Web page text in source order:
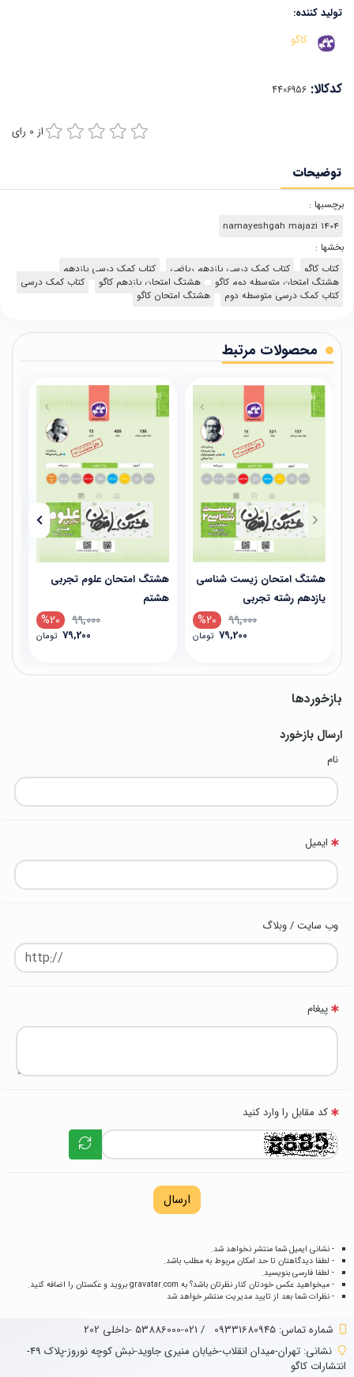
تولید کننده:
کاگو
کدکالا:
از 0 رای
توضیحات
برچسبها :
namayeshgah majazi 1404
بخشها :
کتاب کاگو
کتاب کمک درسی یازدهم ریاضی
کتاب کمک درسی یازدهم
هشتگ امتحان متوسطه دوم کاگو
هشتگ امتحان یازدهم کاگو
کتاب‌‌ کمک درسی
کتاب کمک درسی متوسطه دوم
هشتگ امتحان کاگو
محصولات مرتبط
هشتگ امتحان زیست شناسی
یازدهم رشته تجربی
99,000
%20
79,200 تومان
هشتگ امتحان علوم تجربی
هشتم
99,000
%20
79,200 تومان
بازخوردها
ارسال بازخورد
نام
ایمیل
وب سایت / وبلاگ
پیغام
کد مقابل را وارد کنید
ارسال
- نشانی ایمیل شما منتشر نخواهد شد.
- لطفا دیدگاهتان تا حد امکان مربوط به مطلب باشد.
- لطفا فارسی بنویسید.
- میخواهید عکس خودتان کنار نظرتان باشد؟ به gravatar.com بروید و عکستان را اضافه کنید.
- نظرات شما بعد از تایید مدیریت منتشر خواهد شد
شماره تماس‌: 09331680945 / 021-53886000 -داخلی 202
نشانی:
تهران-میدان انقلاب-خیابان منیری جاوید-نبش کوچه نوروز-پلاک 49-
انتشارات کاگو